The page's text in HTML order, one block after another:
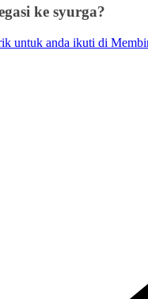
ke syurga?
untuk anda ikuti di